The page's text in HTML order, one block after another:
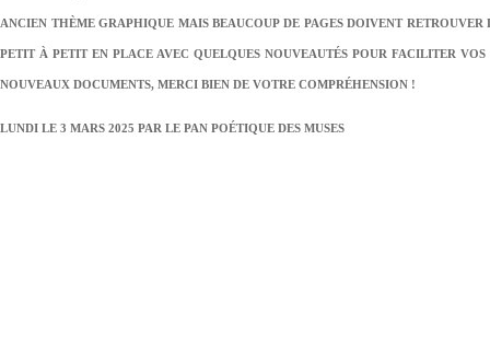
ANCIEN THÈME GRAPHIQUE MAIS BEAUCOUP DE PAGES DOIVENT
PETIT À PETIT EN PLACE AVEC QUELQUES NOUVEAUTÉS POUR FACILITER
NOUVEAUX DOCUMENTS, MERCI BIEN DE VOTRE COMPRÉHENSION !
LUNDI LE 3 MARS 2025 PAR LE PAN POÉTIQUE DES MUSES